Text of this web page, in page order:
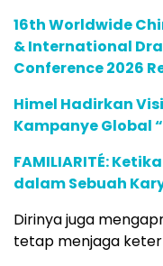
16th Worldwide
& International
Conference 2026
Himel Hadirkan
Kampanye Global
FAMILIARITÉ:
dalam Sebuah
Dirinya juga
tetap menjaga